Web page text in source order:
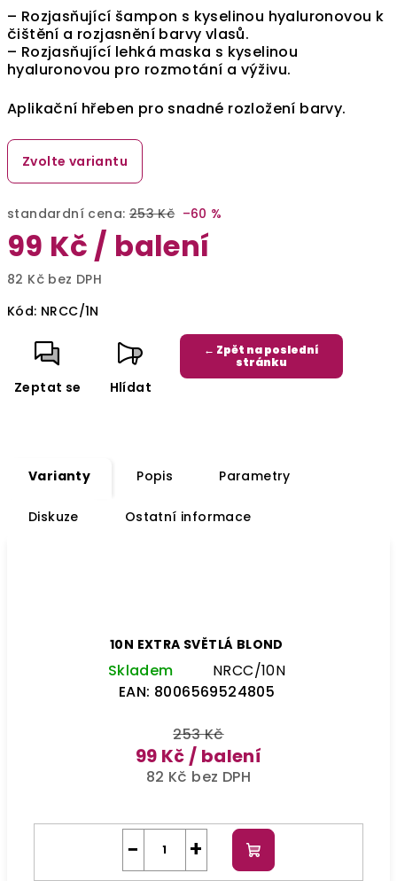
– Rozjasňující šampon s kyselinou hyaluronovou k
čištění a rozjasnění barvy vlasů.
– Rozjasňující lehká maska ​​s kyselinou
hyaluronovou pro rozmotání a výživu.
Aplikační hřeben pro snadné rozložení barvy.
Zvolte variantu
standardní cena: 253 Kč –60 %
99 Kč / balení
82 Kč bez DPH
cena:
Kód: NRCC/1N
Zeptat se Hlídat
← Zpět na poslední
stránku
Varianty Popis Parametry
Diskuze Ostatní informace
10N EXTRA SVĚTLÁ BLOND
Skladem
NRCC/10N
EAN: 8006569524805
253 Kč
99 Kč / balení
82 Kč bez DPH
+
− Do
košíku